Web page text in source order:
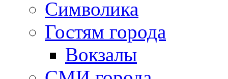
Символика
Гостям города
Вокзалы